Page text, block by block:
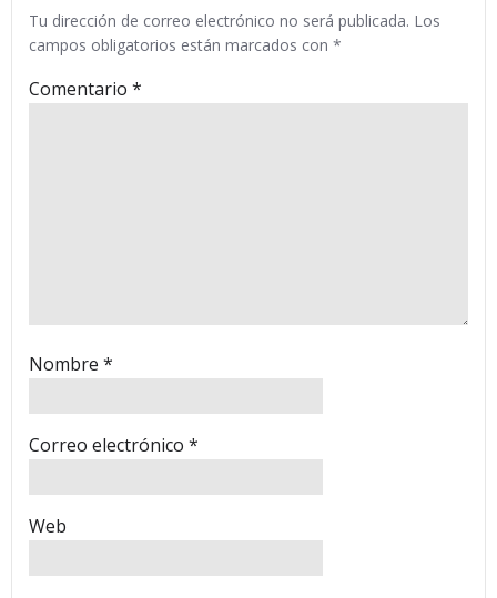
Tu dirección de correo electrónico no será publicada. Los
campos obligatorios están marcados con *
Comentario *
Nombre *
Correo electrónico *
Web